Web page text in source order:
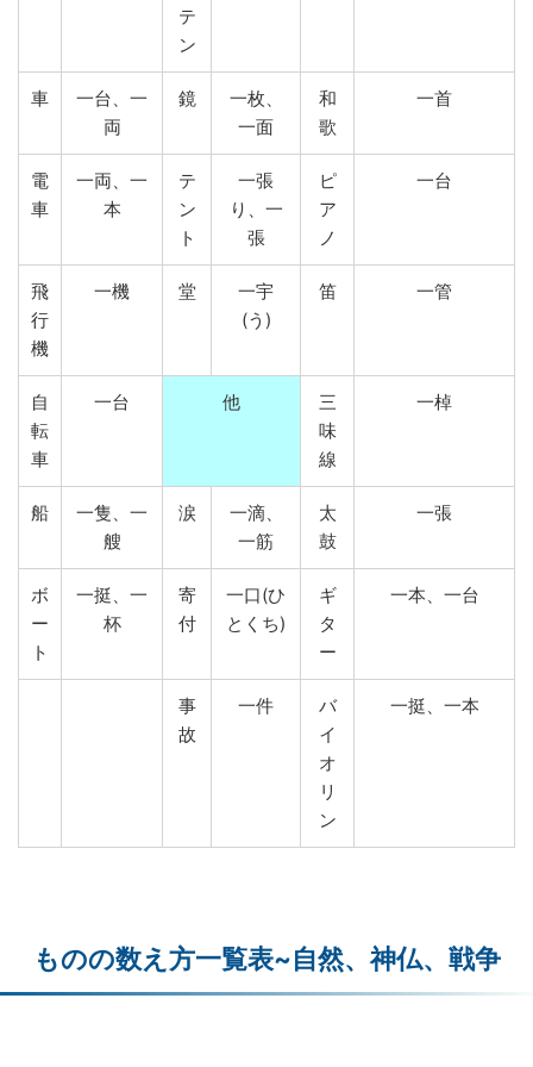
テ
ン
車
一台、一
両
鏡
一枚、
一面
和
歌
一首
電
車
一両、一
本
テ
ン
ト
一張
り、一
張
ピ
ア
ノ
一台
飛
行
機
一機 堂
一宇
(う)
笛 一管
自
転
車
一台 他
三
味
線
一棹
船
一隻、一
艘
涙
一滴、
一筋
太
鼓
一張
ボ
ー
ト
一挺、一
杯
寄
付
一口(ひ
とくち)
ギ
タ
ー
一本、一台
事
故
一件
バ
イ
オ
リ
ン
一挺、一本
ものの数え方一覧表~自然、神仏、戦争